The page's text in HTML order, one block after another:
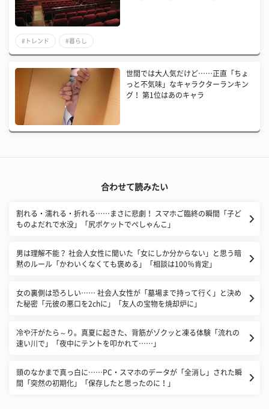
#トレンド #暮らし
​世間では大人気だけど……正直「ちょ
っと不気味」なキャラクターランキン
グ！ 第1位はあのキャラ
合わせて読みたい
割れる・濡れる・折れる……まさに悲劇！ スマホご臨終の瞬間「子ど
ものよだれで水没」「尻ポケットでぺしゃんこ」
​男は理解不能？ 社会人女性に聞いた「女にしか分からない」と思う暗
黙のルール「かわいくなくても褒める」「相談は100％肯定」
女の裏側は恐ろしい…… 社会人女性が「墓場まで持って行く」と決め
た秘密「元彼の悪口を2chに」「友人の宝物を焼却炉に」
冷や汗がたら～り。真夏に起きた、背筋がゾクッと凍る体験「流れの
速い川で」「夜中にテントを叩かれて……」
​頭のなかまで真っ白に……PC・スマホのデータが「全消し」された瞬
間「突然の初期化」「保存したと思ったのに！」